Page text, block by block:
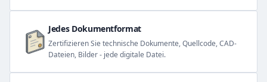
Jedes Dokumentformat
Zertifizieren Sie technische Dokumente, Quellcode, CAD-
Dateien, Bilder - jede digitale Datei.